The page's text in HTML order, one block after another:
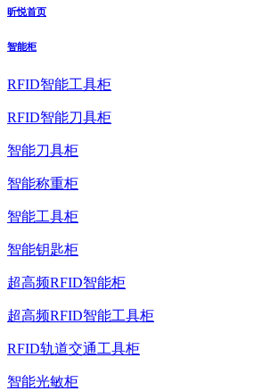
昕悦首页
智能柜
RFID智能工具柜
RFID智能刀具柜
智能刀具柜
智能称重柜
智能工具柜
智能钥匙柜
超高频RFID智能柜
超高频RFID智能工具柜
RFID轨道交通工具柜
智能光敏柜